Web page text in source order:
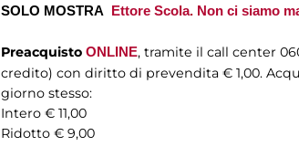
SOLO MOSTRA Ettore Scola. Non ci siamo
Preacquisto ONLINE, tramite il call center
credito) con diritto di prevendita € 1,00.
giorno stesso:
Intero € 11,00
Ridotto € 9,00